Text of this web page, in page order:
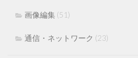
画像編集 (51)
通信・ネットワーク (23)